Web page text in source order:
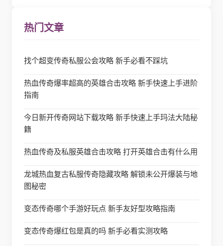
热门文章
找个超变传奇私服公会攻略 新手必看不踩坑
热血传奇爆率超高的英雄合击攻略 新手快速上手进阶
指南
今日新开传奇网站下载攻略 新手快速上手玛法大陆秘
籍
热血传奇及私服英雄合击攻略 打开英雄合击有什么用
龙城热血复古私服传奇隐藏攻略 解锁未公开爆装与地
图秘密
变态传奇哪个手游好玩点 新手友好型攻略指南
变态传奇爆红包是真的吗 新手必看实测攻略